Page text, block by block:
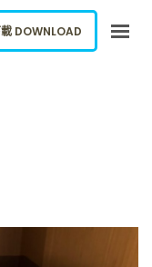
DOWNLOAD